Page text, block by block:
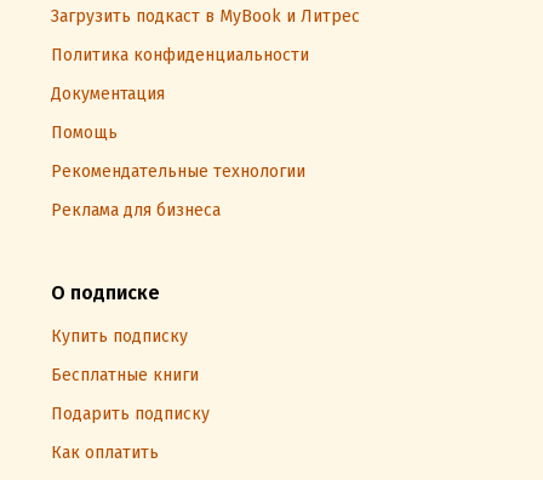
Загрузить подкаст в MyBook и Литрес
Политика конфиденциальности
Документация
Помощь
Рекомендательные технологии
Реклама для бизнеса
О подписке
Купить подписку
Бесплатные книги
Подарить подписку
Как оплатить